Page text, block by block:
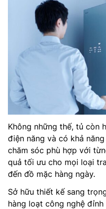
Không những thế, tủ còn
điện năng và có khả
chăm sóc phù hợp với
quả tối ưu cho mọi loại
đến đồ mặc hàng ngày.
Sở hữu thiết kế sang
hàng loạt công nghệ